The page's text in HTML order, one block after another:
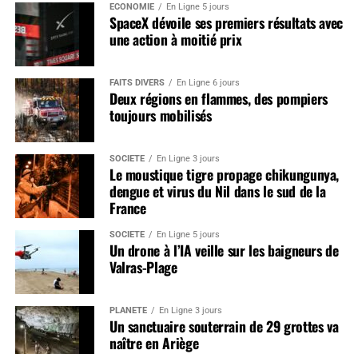
ÉCONOMIE En Ligne 5 jours
SpaceX dévoile ses premiers résultats avec
une action à moitié prix
FAITS DIVERS En Ligne 6 jours
Deux régions en flammes, des pompiers
toujours mobilisés
SOCIÉTÉ En Ligne 3 jours
Le moustique tigre propage chikungunya,
dengue et virus du Nil dans le sud de la
France
SOCIÉTÉ En Ligne 5 jours
Un drone à l’IA veille sur les baigneurs de
Valras-Plage
PLANÈTE En Ligne 3 jours
Un sanctuaire souterrain de 29 grottes va
naître en Ariège